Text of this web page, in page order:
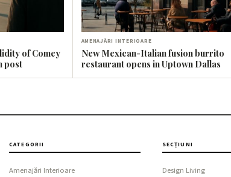
of Comey
post
AMENAJĂRI INTERIOARE
New Mexican-Italian fusion burrito
restaurant opens in Uptown Dallas
CATEGORII
Amenajări Interioare
SECȚIUNI
Design Living